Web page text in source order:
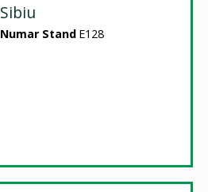
Sibiu
Numar Stand E128